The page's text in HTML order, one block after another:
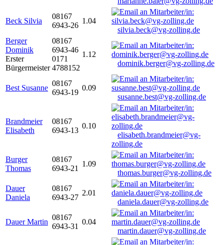
Beck Silvia
08167
6943-26
1.04
silvia.beck@vg-zolling.de
Berger
Dominik
Erster
Bürgermeister
08167
6943-46
0171
4788152
1.12
dominik.berger@vg-zolling.de
Best Susanne
08167
6943-19
0.09
susanne.best@vg-zolling.de
Brandmeier
Elisabeth
08167
6943-13
0.10
elisabeth.brandmeier@vg-
zolling.de
Burger
Thomas
08167
6943-21
1.09
thomas.burger@vg-zolling.de
Dauer
Daniela
08167
6943-27
2.01
daniela.dauer@vg-zolling.de
Dauer Martin
08167
6943-31
0.04
martin.dauer@vg-zolling.de